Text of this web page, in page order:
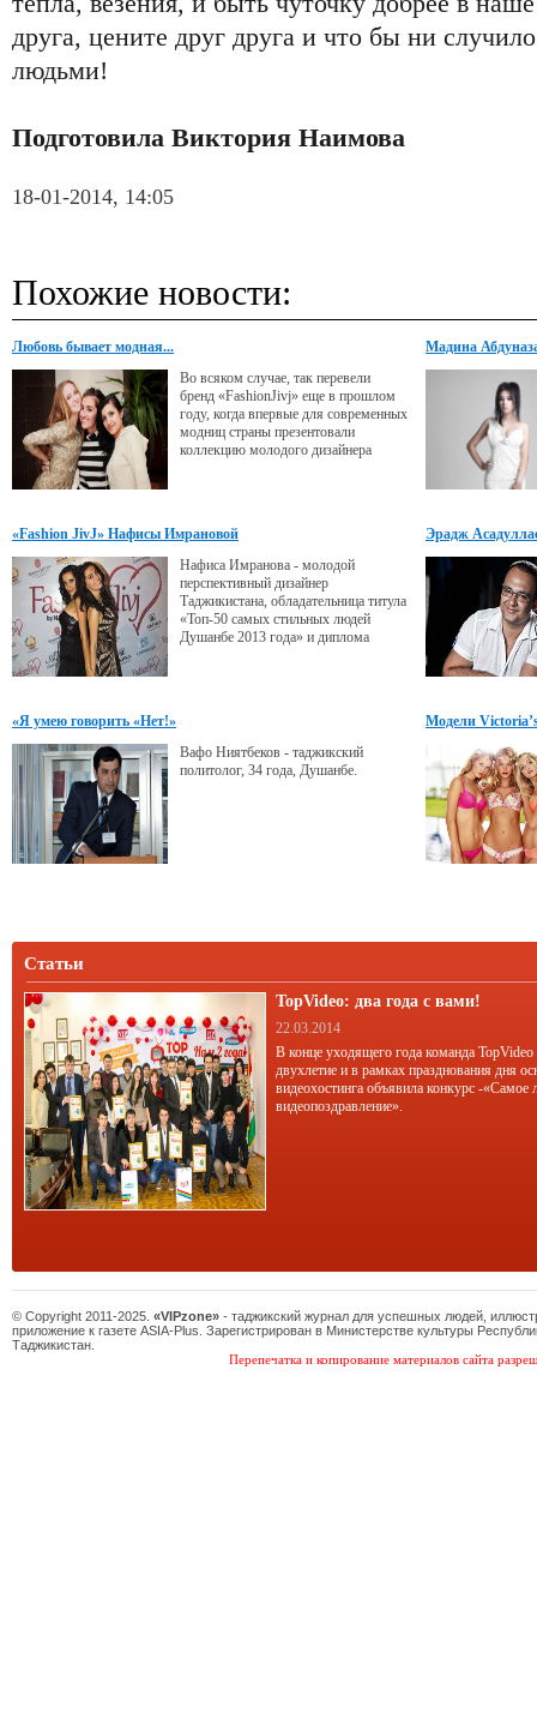
друга, цените друг друга и что бы ни
людьми!
Подготовила Виктория Наимова
18-01-2014, 14:05
Похожие новости:
Любовь бывает модная...
Во всяком случае, так перевели
бренд «FashionJivj» еще в прошлом
году, когда впервые для современных
модниц страны презентовали
коллекцию молодого дизайнера
«золотой оправе».
Мадина
«Fashion JivJ» Нафисы Имрановой
Нафиса Имранова - молодой
перспективный дизайнер
Таджикистана, обладательница титула
«Топ-50 самых стильных людей
Душанбе 2013 года» и диплома
Эрадж
«Я умею говорить «Нет!»
Вафо Ниятбеков - таджикский
политолог, 34 года, Душанбе.
Модели
Статьи
TopVideo: два года с вами!
22.03.2014
В конце уходящего года команда TopVideo
двухлетие и в рамках празднования дня
видеохостинга объявила конкурс -«Самое
видеопоздравление».
© Copyright 2011-2025. «VIPzone» - таджикский журнал для успешных людей,
приложение к газете ASIA-Plus. Зарегистрирован в Министерстве культуры
Таджикистан.
Перепечатка и копирование материалов сайта